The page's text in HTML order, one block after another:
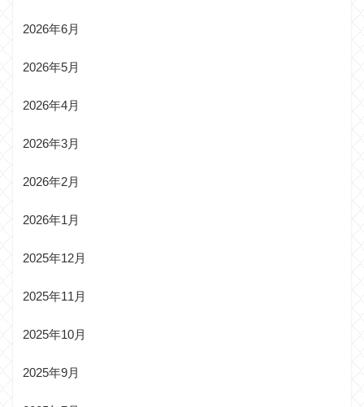
2026年6月
2026年5月
2026年4月
2026年3月
2026年2月
2026年1月
2025年12月
2025年11月
2025年10月
2025年9月